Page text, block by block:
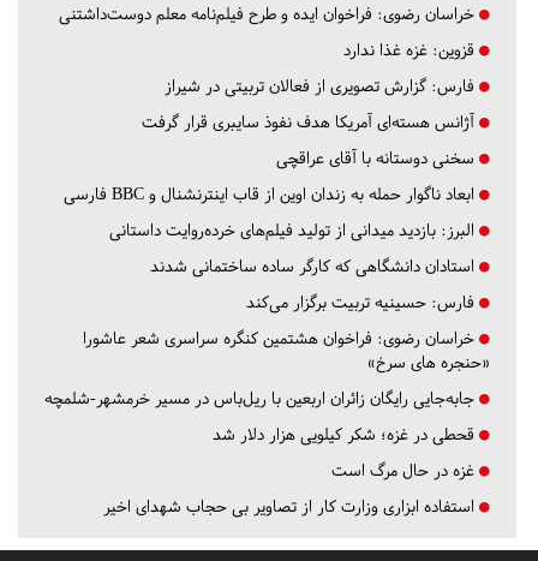
خراسان رضوی: فراخوان ایده و طرح فیلم‌نامه معلم دوست‌داشتنی
قزوین: غزه غذا ندارد
فارس: گزارش تصویری از فعالان تربیتی در شیراز
آژانس هسته‌ای آمریکا هدف نفوذ سایبری قرار گرفت
سخنی دوستانه با آقای عراقچی
ابعاد ناگوار حمله به زندان اوین از قاب اینترنشنال و BBC فارسی
البرز: بازدید میدانی از تولید فیلم‌های خرده‌روایت داستانی
استادان دانشگاهی که کارگر ساده ساختمانی شدند
فارس: حسینیه تربیت برگزار می‌کند
خراسان رضوی: فراخوان هشتمین کنگره سراسری شعر عاشورا
«حنجره های سرخ»
جابه‌جایی رایگان زائران اربعین با ریل‌باس در مسیر خرمشهر-شلمچه
قحطی در غزه؛ شکر کیلویی هزار دلار شد
غزه در حال مرگ است
استفاده ابزاری وزارت کار از تصاویر بی حجاب شهدای اخیر